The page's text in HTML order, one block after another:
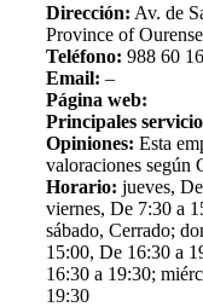
Dirección: Av. de
Province of Ourense
Teléfono: 988 60
Email: –
Página web:
Principales
Opiniones: Esta
valoraciones según
Horario: jueves,
viernes, De 7:30 a
sábado, Cerrado;
15:00, De 16:30 a
16:30 a 19:30;
19:30